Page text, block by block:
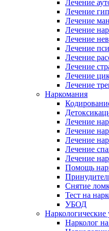
Лечение
Лечение
Лечение
Лечение
Лечение
Лечение
Лечение
Лечение
Лечение
Лечение
Наркомания
Лечение
Лечение
Лечение
Лечение
Лечение
Помощь
Снятие
Тест на
УБОД
Наркологические
Нарколог